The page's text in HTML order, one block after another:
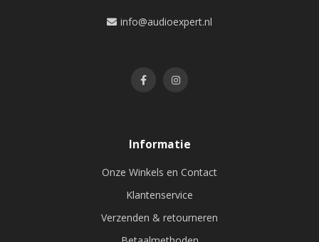
info@audioexpert.nl
Informatie
Onze Winkels en Contact
Klantenservice
Verzenden & retourneren